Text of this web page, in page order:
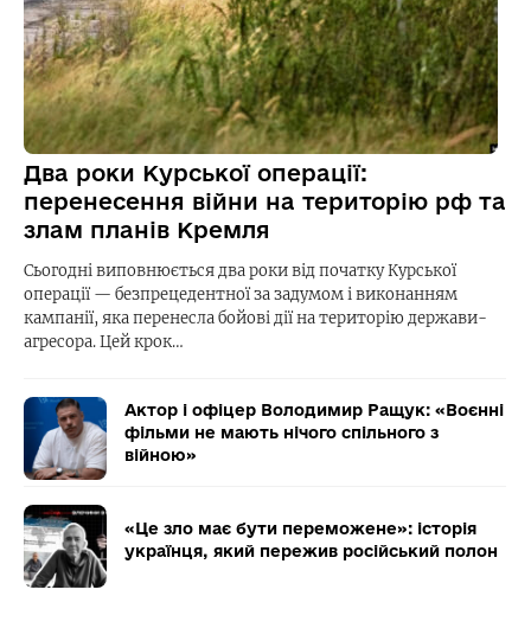
Два роки Курської операції:
перенесення війни на територію рф та
злам планів Кремля
Сьогодні виповнюється два роки від початку Курської
операції — безпрецедентної за задумом і виконанням
кампанії, яка перенесла бойові дії на територію держави-
агресора. Цей крок…
Актор і офіцер Володимир Ращук: «Воєнні
фільми не мають нічого спільного з
війною»
«Це зло має бути переможене»: історія
українця, який пережив російський полон